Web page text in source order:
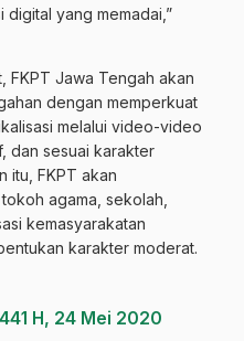
yang memadai,”
FKPT Jawa Tengah akan
dengan memperkuat
melalui video-video
dan sesuai karakter
itu, FKPT akan
agama, sekolah,
kemasyarakatan
karakter moderat.
H, 24 Mei 2020